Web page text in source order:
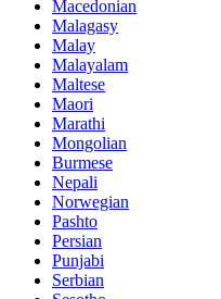
Macedonian
Malagasy
Malay
Malayalam
Maltese
Maori
Marathi
Mongolian
Burmese
Nepali
Norwegian
Pashto
Persian
Punjabi
Serbian